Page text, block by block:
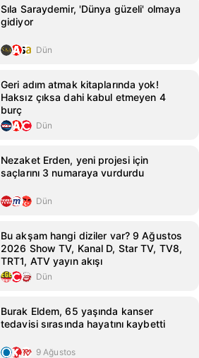
Sıla Saraydemir, 'Dünya güzeli' olmaya
gidiyor
Dün
Geri adım atmak kitaplarında yok!
Haksız çıksa dahi kabul etmeyen 4
burç
Dün
Nezaket Erden, yeni projesi için
saçlarını 3 numaraya vurdurdu
Dün
Bu akşam hangi diziler var? 9 Ağustos
2026 Show TV, Kanal D, Star TV, TV8,
TRT1, ATV yayın akışı
Dün
Burak Eldem, 65 yaşında kanser
tedavisi sırasında hayatını kaybetti
9 Ağustos